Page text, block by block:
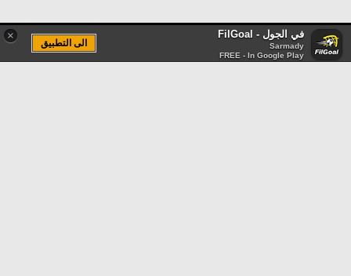
× في الجول - FilGoal
Sarmady
FREE - In Google Play
الى التطبيق